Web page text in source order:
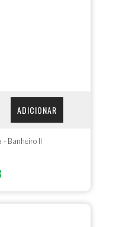
ADICIONAR
- Banheiro II